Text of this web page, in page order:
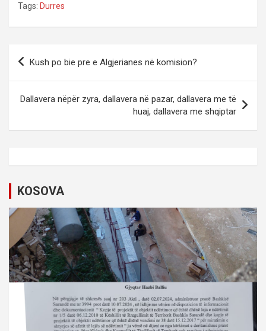
Tags: Durres
n
v
i
g
a
t
i
o
Kush po bie pre e Algjerianes në komision?
Dallavera nëpër zyra, dallavera në pazar, dallavera me të
huaj, dallavera me shqiptar
KOSOVA